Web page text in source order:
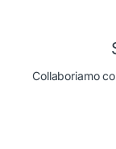
Collaboriamo